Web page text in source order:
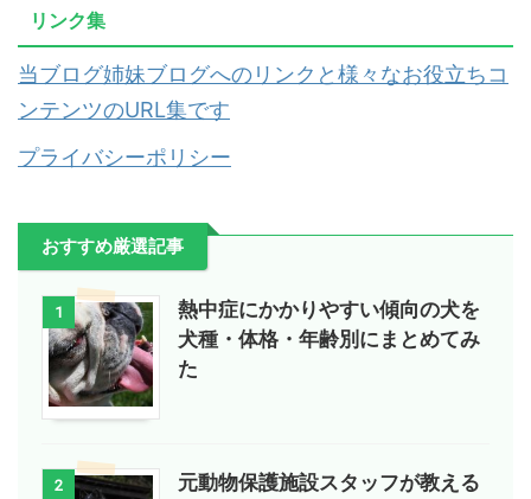
リンク集
当ブログ姉妹ブログへのリンクと様々なお役立ちコ
ンテンツのURL集です
プライバシーポリシー
おすすめ厳選記事
1
熱中症にかかりやすい傾向の犬を
犬種・体格・年齢別にまとめてみ
た
2
元動物保護施設スタッフが教える